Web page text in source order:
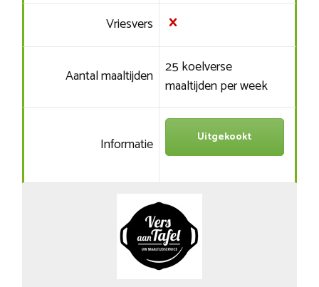
Vriesvers
Aantal maaltijden 25 koelverse
maaltijden per week
Informatie Uitgekookt